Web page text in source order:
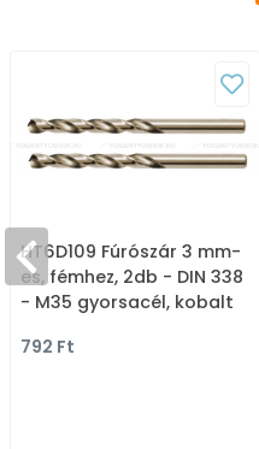
HT6D109 Fúrószár 3 mm-
es, fémhez, 2db - DIN 338
- M35 gyorsacél, kobalt
792 Ft